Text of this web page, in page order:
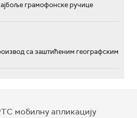
грамофонске ручице
са заштићеним географским
мобилну апликацију